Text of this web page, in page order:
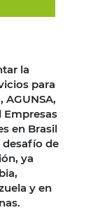
la
para
en Brasil
de
ya
y en